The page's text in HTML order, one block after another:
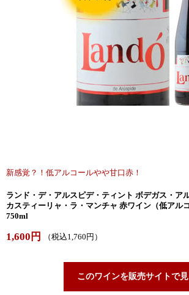
新感覚？！低アルコールやや甘口赤！
ランド・デ・アルスピデ・ティント ボデガス・ア
カスティーリャ・ラ・マンチャ 赤ワイン（低アル
750ml
1,600円 （税込1,760円）
このワインを販売サイトで